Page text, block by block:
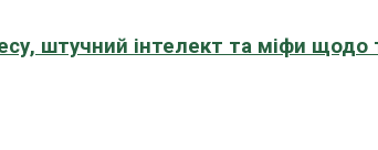
штучний інтелект та міфи щодо